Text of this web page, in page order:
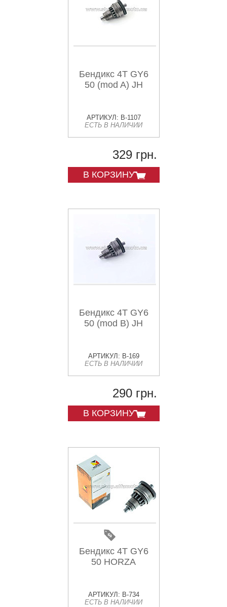
Бендикс 4T GY6
50 (mod A) JH
АРТИКУЛ: B-1107
ЕСТЬ В НАЛИЧИИ
329 грн.
В КОРЗИНУ
Бендикс 4T GY6
50 (mod B) JH
АРТИКУЛ: B-169
ЕСТЬ В НАЛИЧИИ
290 грн.
В КОРЗИНУ
Бендикс 4T GY6
50 HORZA
АРТИКУЛ: B-734
ЕСТЬ В НАЛИЧИИ